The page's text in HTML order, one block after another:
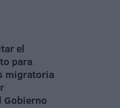
el
para
migratoria
Gobierno